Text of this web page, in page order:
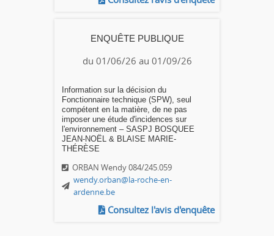
ENQUÊTE PUBLIQUE
du 01/06/26 au 01/09/26
Information sur la décision du
Fonctionnaire technique (SPW), seul
compétent en la matière, de ne pas
imposer une étude d'incidences sur
l'environnement – SASPJ BOSQUEE
JEAN-NOËL & BLAISE MARIE-
THÉRÈSE
ORBAN Wendy 084/245.059
wendy.orban@la-roche-en-
ardenne.be
Consultez l'avis d'enquête